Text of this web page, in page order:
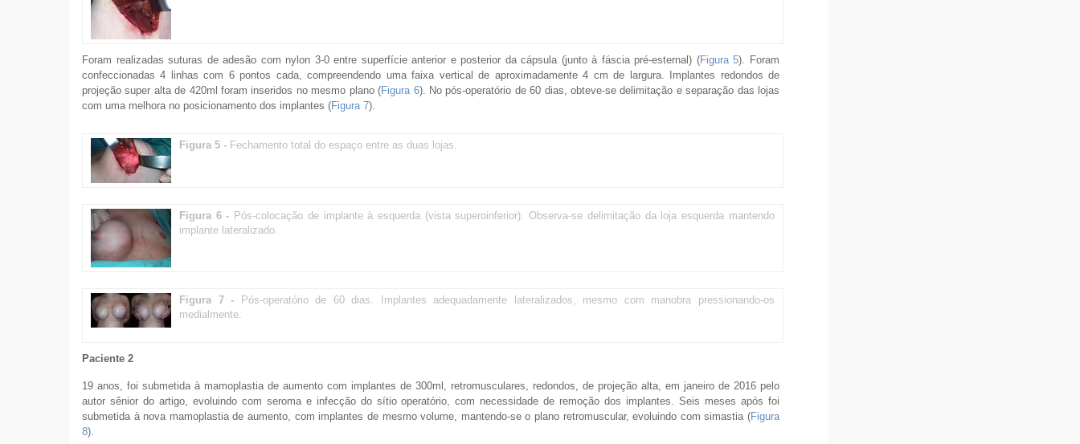
Foram realizadas suturas de adesão com nylon 3-0 entre superfície anterior e posterior da cápsula (junto à fáscia pré-esternal) (Figura 5). Foram
confeccionadas 4 linhas com 6 pontos cada, compreendendo uma faixa vertical de aproximadamente 4 cm de largura. Implantes redondos de
projeção super alta de 420ml foram inseridos no mesmo plano (Figura 6). No pós-operatório de 60 dias, obteve-se delimitação e separação das lojas
com uma melhora no posicionamento dos implantes (Figura 7).
Figura 5 - Fechamento total do espaço entre as duas lojas.
Figura 6 - Pós-colocação de implante à esquerda (vista superoinferior). Observa-se delimitação da loja esquerda mantendo
implante lateralizado.
Figura 7 -
Pós-operatório de 60 dias. Implantes adequadamente lateralizados, mesmo com manobra pressionando-os
medialmente.
Paciente 2
19 anos, foi submetida à mamoplastia de aumento com implantes de 300ml, retromusculares, redondos, de projeção alta, em janeiro de 2016 pelo
autor sênior do artigo, evoluindo com seroma e infecção do sítio operatório, com necessidade de remoção dos implantes. Seis meses após foi
submetida à nova mamoplastia de aumento, com implantes de mesmo volume, mantendo-se o plano retromuscular, evoluindo com simastia (Figura
8).